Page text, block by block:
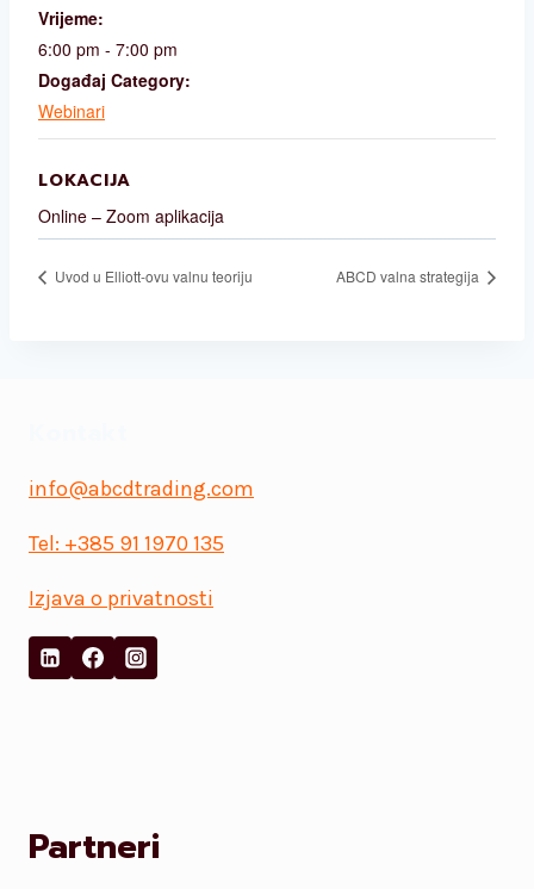
Vrijeme:
6:00 pm - 7:00 pm
Događaj Category:
Webinari
LOKACIJA
Online – Zoom aplikacija
Uvod u Elliott-ovu valnu teoriju ABCD valna strategija
info@abcdtrading.com
Tel: +385 91 1970 135
Izjava o privatnosti
Partneri